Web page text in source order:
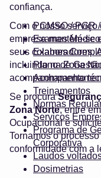
confiança.
PCMSO / PGR
Exames
Exames
Plano de
Treinamentos
Normas
Serviços
Programa de
Corporativa
Laudos
Dosimetrias
Com o nosso serviço
empresa mantém-se
seus colaboradores.
incluindo na Zona
acompanhamento
Se procura
Zona Norte, entre
Ocupacional e
Tornamos o
conformidade com a